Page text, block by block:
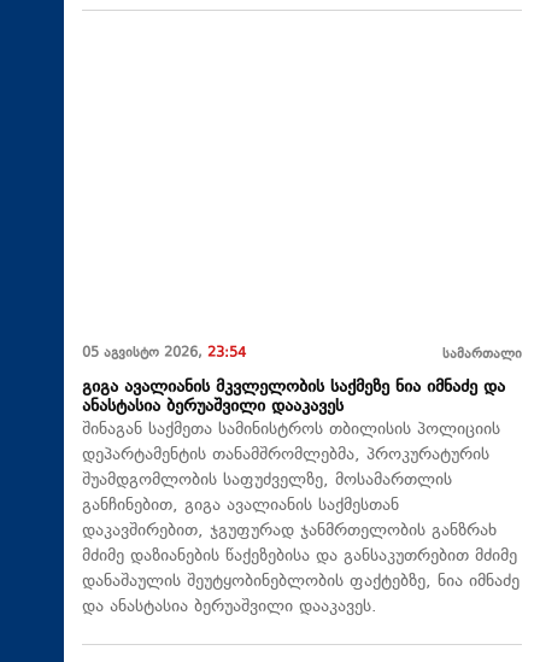
05 აგვისტო 2026, 23:54 სამართალი
გიგა ავალიანის მკვლელობის საქმეზე ნია იმნაძე და
ანასტასია ბერუაშვილი დააკავეს
შინაგან საქმეთა სამინისტროს თბილისის პოლიციის
დეპარტამენტის თანამშრომლებმა, პროკურატურის
შუამდგომლობის საფუძველზე, მოსამართლის
განჩინებით, გიგა ავალიანის საქმესთან
დაკავშირებით, ჯგუფურად ჯანმრთელობის განზრახ
მძიმე დაზიანების წაქეზებისა და განსაკუთრებით მძიმე
დანაშაულის შეუტყობინებლობის ფაქტებზე, ნია იმნაძე
და ანასტასია ბერუაშვილი დააკავეს.